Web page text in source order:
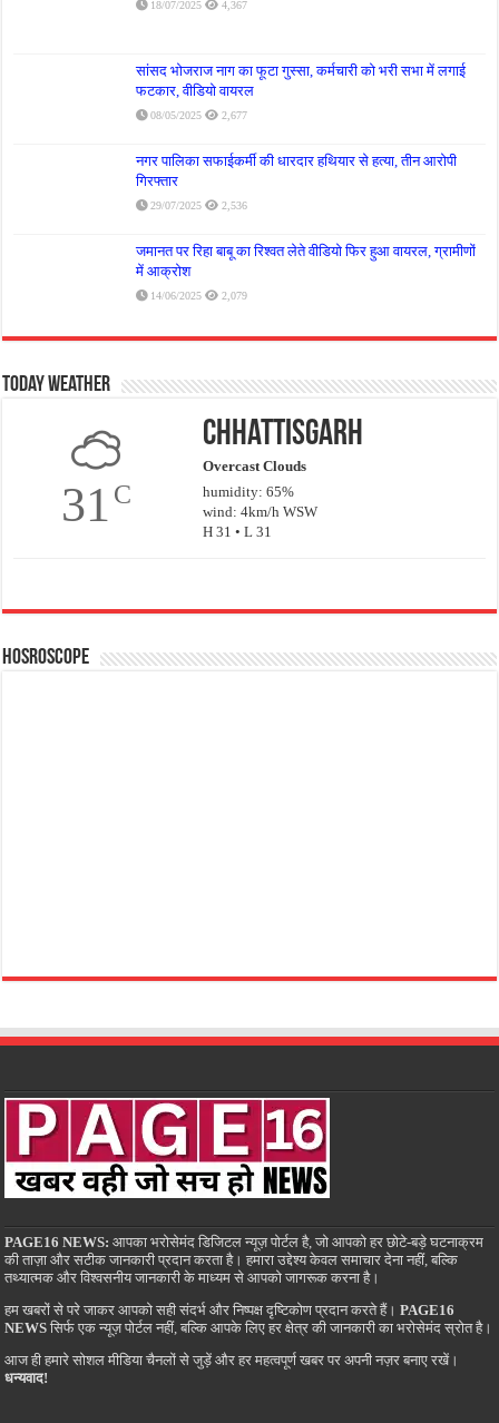
18/07/2025 4,367
सांसद भोजराज नाग का फूटा गुस्सा, कर्मचारी को भरी सभा में लगाई
फटकार, वीडियो वायरल
08/05/2025 2,677
नगर पालिका सफाईकर्मी की धारदार हथियार से हत्या, तीन आरोपी
गिरफ्तार
29/07/2025 2,536
जमानत पर रिहा बाबू का रिश्वत लेते वीडियो फिर हुआ वायरल, ग्रामीणों
में आक्रोश
14/06/2025 2,079
Today Weather
31 C
Chhattisgarh
Overcast Clouds
humidity: 65%
wind: 4km/h WSW
H 31 • L 31
Hosroscope
PAGE16 NEWS: आपका भरोसेमंद डिजिटल न्यूज़ पोर्टल है, जो आपको हर छोटे-बड़े घटनाक्रम
की ताज़ा और सटीक जानकारी प्रदान करता है। हमारा उद्देश्य केवल समाचार देना नहीं, बल्कि
तथ्यात्मक और विश्वसनीय जानकारी के माध्यम से आपको जागरूक करना है।
हम खबरों से परे जाकर आपको सही संदर्भ और निष्पक्ष दृष्टिकोण प्रदान करते हैं।PAGE16
NEWS सिर्फ एक न्यूज़ पोर्टल नहीं, बल्कि आपके लिए हर क्षेत्र की जानकारी का भरोसेमंद स्रोत है।
आज ही हमारे सोशल मीडिया चैनलों से जुड़ें और हर महत्वपूर्ण खबर पर अपनी नज़र बनाए रखें।
धन्यवाद!